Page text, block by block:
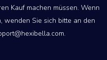
Kauf machen müssen. Wenn
wenden Sie sich bitte an den